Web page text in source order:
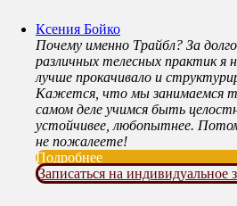
Ксения Бойко
Почему именно Трайбл? За
различных телесных практик я
лучше прокачивало и
Кажется, что мы занимаемся
самом деле учимся быть
устойчивее, любопытнее.
не пожалеете!
Подробнее
Записаться на индивидуальное